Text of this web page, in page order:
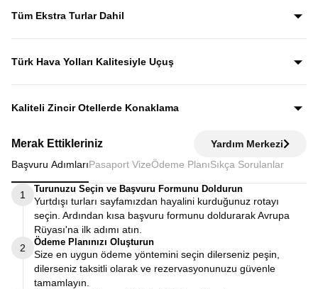
başkentlerini tek programda birleştiren, 3 turu bir arada
Tüm Ekstra Turlar Dahil
Yola çıktığınızda sürpriz ödemelerle karşılaşmazsınız.
Ekstra tur ücreti alınmaz; programda yer alan tüm geziler
Türk Hava Yolları Kalitesiyle Uçuş
Dünyanın en iyi havayollarından biri olan Türk Hava
Yolları’nın konforu ve hizmet kalitesiyle seyahat edersiniz.
Kaliteli Zincir Otellerde Konaklama
kalınırken, Avrupa Rüyası’nda merkeze yakın kaliteli zincir
otellerde konaklayarak zamanınızı verimli kullanırsınız.
Merak Ettikleriniz
Yardım Merkezi
Başvuru AdımlarıPasaport VizeÖdeme Planı Sıkça Sorulanlar
1
Turunuzu Seçin ve Başvuru Formunu Doldurun
Yurtdışı turları sayfamızdan hayalini kurduğunuz rotayı
seçin. Ardından kısa başvuru formunu doldurarak Avrupa
Rüyası'na ilk adımı atın.
2
Ödeme Planınızı Oluşturun
Size en uygun ödeme yöntemini seçin dilerseniz peşin,
dilerseniz taksitli olarak ve rezervasyonunuzu güvenle
tamamlayın.